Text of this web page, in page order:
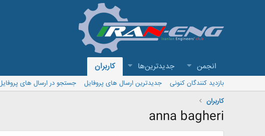
انجمن جدیدترین‌ها کاربران
بازدید کنندگان کنونی جدیدترین ارسال های پروفایل
جستجو در ارسال های
کاربران
anna bagheri